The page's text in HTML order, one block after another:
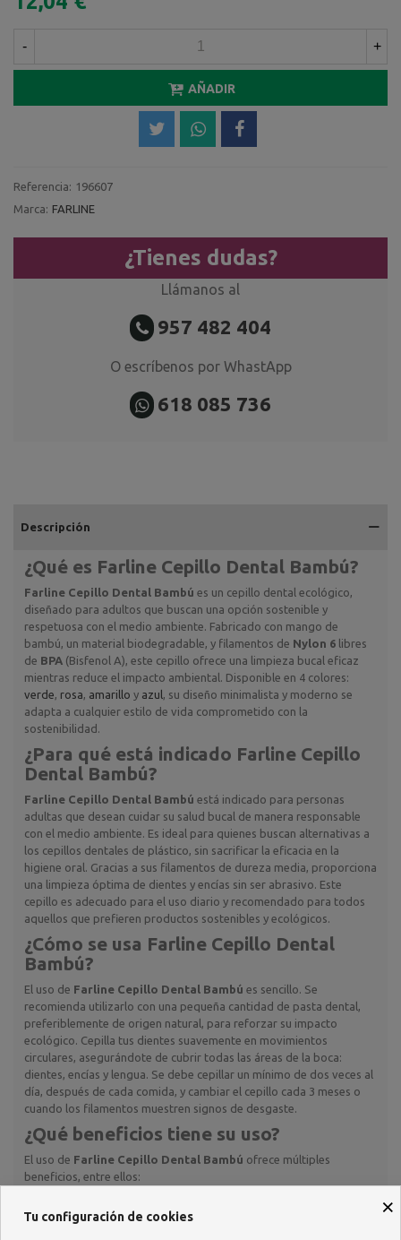
- +
AÑADIR
Referencia: 196607
Marca: FARLINE
¿Tienes dudas?
Llámanos al
957 482 404
O escríbenos por WhastApp
618 085 736
Descripción
¿Qué es Farline Cepillo Dental Bambú?
Farline Cepillo Dental Bambú es un cepillo dental ecológico,
diseñado para adultos que buscan una opción sostenible y
respetuosa con el medio ambiente. Fabricado con mango de
bambú, un material biodegradable, y filamentos de Nylon 6 libres
de BPA (Bisfenol A), este cepillo ofrece una limpieza bucal eficaz
mientras reduce el impacto ambiental. Disponible en 4 colores:
verde rosa amarillo y azul , su diseño minimalista y moderno se
adapta a cualquier estilo de vida comprometido con la
sostenibilidad.
¿Para qué está indicado Farline Cepillo
Dental Bambú?
Farline Cepillo Dental Bambú está indicado para personas
adultas que desean cuidar su salud bucal de manera responsable
con el medio ambiente. Es ideal para quienes buscan alternativas a
los cepillos dentales de plástico, sin sacrificar la eficacia en la
higiene oral. Gracias a sus filamentos de dureza media, proporciona
una limpieza óptima de dientes y encías sin ser abrasivo. Este
cepillo es adecuado para el uso diario y recomendado para todos
aquellos que prefieren productos sostenibles y ecológicos.
¿Cómo se usa Farline Cepillo Dental
Bambú?
El uso de Farline Cepillo Dental Bambú es sencillo. Se
recomienda utilizarlo con una pequeña cantidad de pasta dental,
preferiblemente de origen natural, para reforzar su impacto
ecológico. Cepilla tus dientes suavemente en movimientos
circulares, asegurándote de cubrir todas las áreas de la boca:
dientes, encías y lengua. Se debe cepillar un mínimo de dos veces al
día, después de cada comida, y cambiar el cepillo cada 3 meses o
cuando los filamentos muestren signos de desgaste.
¿Qué beneficios tiene su uso?
El uso de Farline Cepillo Dental Bambú ofrece múltiples
beneficios, entre ellos:
mango es biodegradable y fabricado con bambú, una materia
×
Tu configuración de cookies